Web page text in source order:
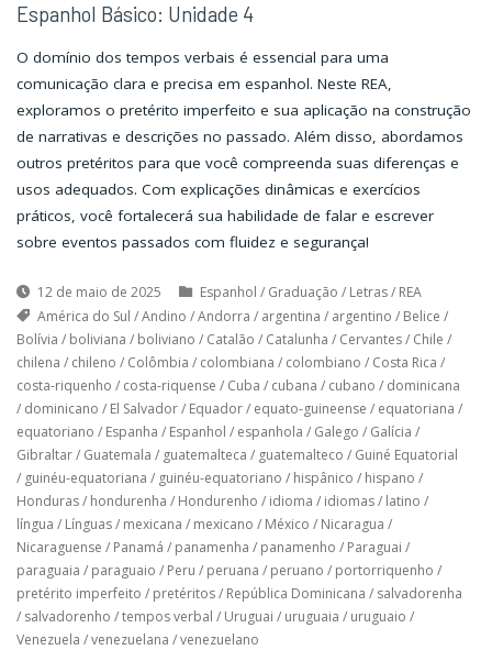
Espanhol Básico: Unidade 4
O domínio dos tempos verbais é essencial para uma
comunicação clara e precisa em espanhol. Neste REA,
exploramos o pretérito imperfeito e sua aplicação na construção
de narrativas e descrições no passado. Além disso, abordamos
outros pretéritos para que você compreenda suas diferenças e
usos adequados. Com explicações dinâmicas e exercícios
práticos, você fortalecerá sua habilidade de falar e escrever
sobre eventos passados com fluidez e segurança!
12 de maio de 2025 Espanhol / Graduação / Letras/ REA
América do Sul /Andino /Andorra / argentina / argentino / Belice /
Bolívia / boliviana / boliviano / Catalão / Catalunha / Cervantes/ Chile /
chilena / chileno / Colômbia / colombiana / colombiano / Costa Rica /
costa-riquenho / costa-riquense / Cuba / cubana / cubano / dominicana
/ dominicano / El Salvador/ Equador/ equato-guineense / equatoriana /
equatoriano / Espanha / Espanhol / espanhola / Galego / Galícia /
Gibraltar/ Guatemala / guatemalteca / guatemalteco / Guiné Equatorial
/ guinéu-equatoriana / guinéu-equatoriano / hispânico / hispano /
Honduras/ hondurenha / Hondurenho / idioma / idiomas/ latino /
língua / Línguas/ mexicana / mexicano / México / Nicaragua /
Nicaraguense / Panamá / panamenha / panamenho / Paraguai /
paraguaia / paraguaio / Peru / peruana / peruano / portorriquenho /
pretérito imperfeito / pretéritos/ República Dominicana / salvadorenha
/ salvadorenho /tempos verbal / Uruguai / uruguaia / uruguaio /
Venezuela /venezuelana /venezuelano